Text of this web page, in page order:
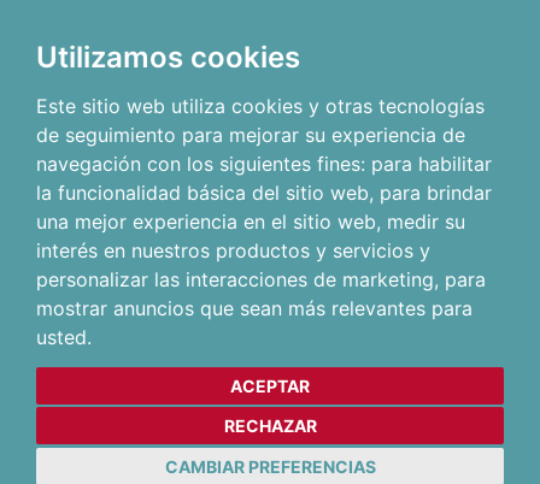
Utilizamos cookies
Este sitio web utiliza cookies y otras tecnologías
de seguimiento para mejorar su experiencia de
navegación con los siguientes fines: para habilitar
la funcionalidad básica del sitio web, para brindar
una mejor experiencia en el sitio web, medir su
interés en nuestros productos y servicios y
personalizar las interacciones de marketing, para
mostrar anuncios que sean más relevantes para
usted.
ACEPTAR
RECHAZAR
CAMBIAR PREFERENCIAS